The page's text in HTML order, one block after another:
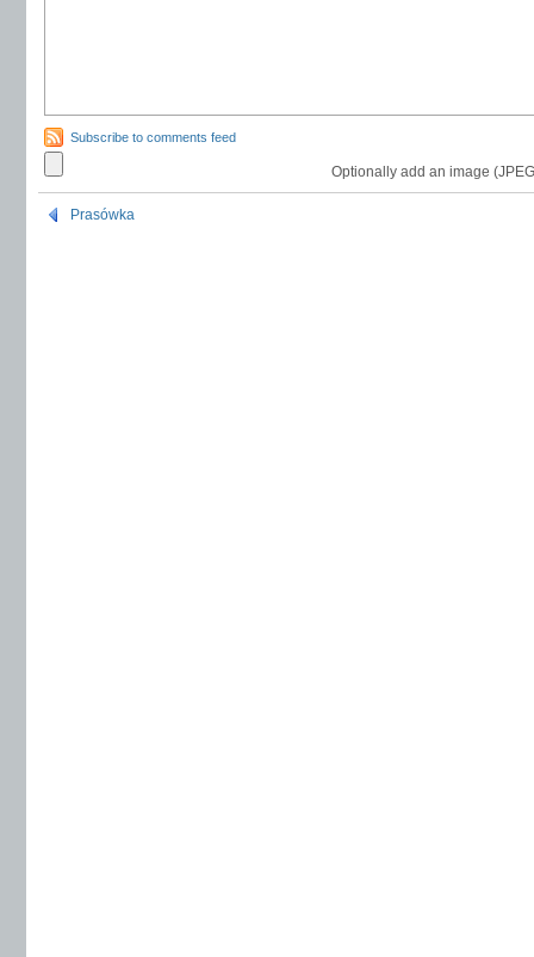
Subscribe to comments feed
Optionally add an image
Prasówka